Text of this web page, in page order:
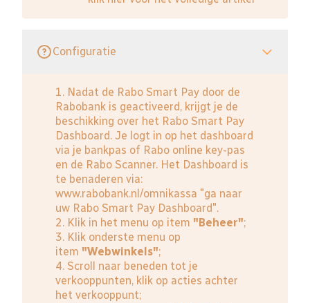
Configuratie
1. Nadat de Rabo Smart Pay door de
Rabobank is geactiveerd, krijgt je de
beschikking over het Rabo Smart Pay
Dashboard. Je logt in op het dashboard
via je bankpas of Rabo online key-pas
en de Rabo Scanner. Het Dashboard is
te benaderen via:
www.rabobank.nl/omnikassa "ga naar
uw Rabo Smart Pay Dashboard".
2. Klik in het menu op item "Beheer";
3. Klik onderste menu op
item "Webwinkels";
4. Scroll naar beneden tot je
verkooppunten, klik op acties achter
het verkooppunt;